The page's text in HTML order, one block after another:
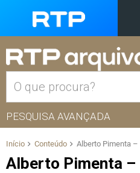
PESQUISA AVANÇADA
Início Conteúdo Alberto Pimenta –
Alberto Pimenta –